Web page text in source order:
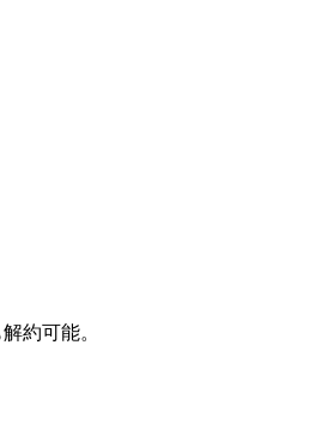
約可能。